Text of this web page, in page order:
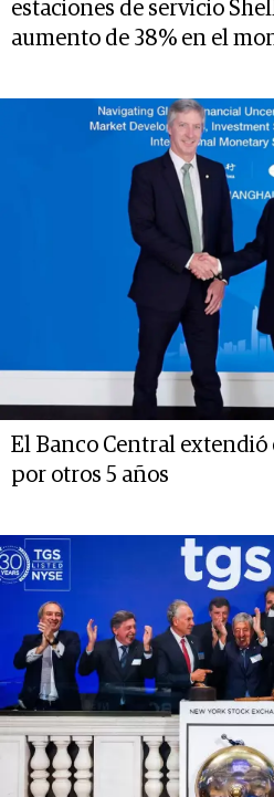
estaciones de servicio
aumento de 38% en el
El Banco Central extendió
por otros 5 años